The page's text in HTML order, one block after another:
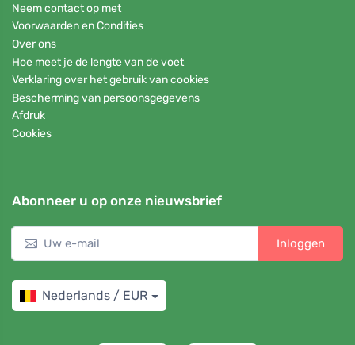
Neem contact op met
Voorwaarden en Condities
Over ons
Hoe meet je de lengte van de voet
Verklaring over het gebruik van cookies
Bescherming van persoonsgegevens
Afdruk
Cookies
Abonneer u op onze nieuwsbrief
Inloggen
Nederlands / EUR